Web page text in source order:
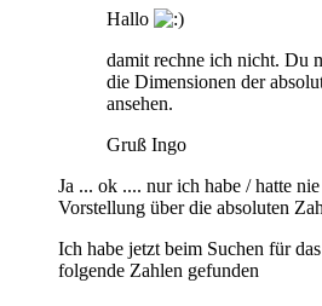
Hallo
damit rechne ich nicht. Du
die Dimensionen der
ansehen.
Gruß Ingo
Ja ... ok .... nur ich habe / hatte
Vorstellung über die absoluten
Ich habe jetzt beim Suchen für
folgende Zahlen gefunden